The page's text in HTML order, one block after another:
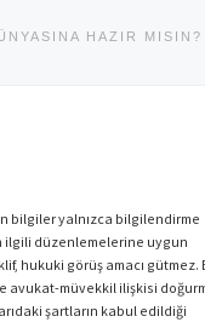
HAZIR MISIN?
bilgiler yalnızca bilgilendirme
ilgili düzenlemelerine uygun
hukuki görüş amacı gütmez.
avukat-müvekkil ilişkisi
şartların kabul edildiği